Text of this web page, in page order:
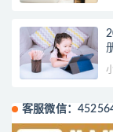
客服微信：